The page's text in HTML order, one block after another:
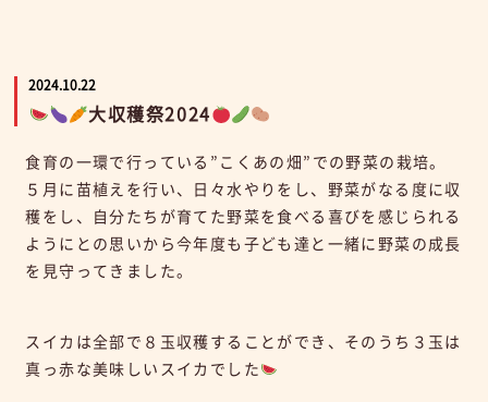
2024.10.22
大収穫祭2024
食育の一環で行っている”こくあの畑”での野菜の栽培。
５月に苗植えを行い、日々水やりをし、野菜がなる度に収
穫をし、自分たちが育てた野菜を食べる喜びを感じられる
ようにとの思いから今年度も子ども達と一緒に野菜の成長
を見守ってきました。
スイカは全部で８玉収穫することができ、そのうち３玉は
真っ赤な美味しいスイカでした